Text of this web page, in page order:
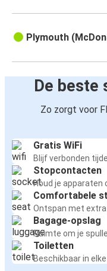
Plymouth
De beste
Zo zorgt voor
Gratis WiFi
Blijf verbonden
Stopcontacten
Houd je apparaten
Comfortabele
Ontspan met
Bagage-opslag
Ruimte om je
Toiletten
Beschikbaar in elke